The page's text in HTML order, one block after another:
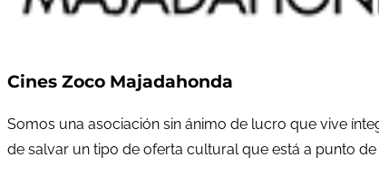
Cines Zoco Majadahonda
Somos una asociación sin ánimo de lucro que vive
de salvar un tipo de oferta cultural que está a punto de